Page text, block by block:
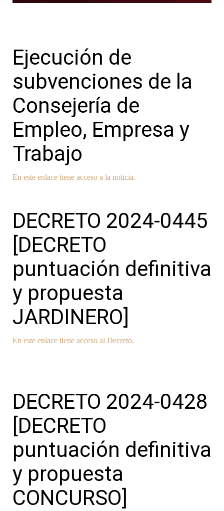
Ejecución de
subvenciones de la
Consejería de
Empleo, Empresa y
Trabajo
En este enlace tiene acceso a la noticia.
DECRETO 2024-0445
[DECRETO
puntuación definitiva
y propuesta
JARDINERO]
En este enlace tiene acceso al Decreto.
DECRETO 2024-0428
[DECRETO
puntuación definitiva
y propuesta
CONCURSO]